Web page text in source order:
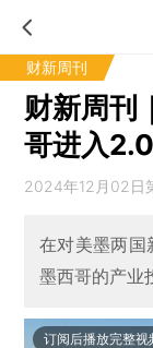
财新周刊
财新周刊
哥进入
2024年12月02日
在对美墨两国
墨西哥的产业
订阅后播放完整视